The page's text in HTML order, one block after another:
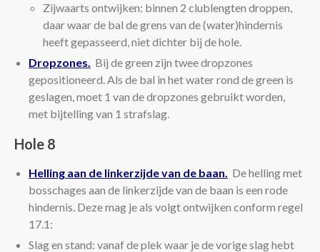
Zijwaarts ontwijken: binnen 2 clublengten droppen,
daar waar de bal de grens van de (water)hindernis
heeft gepasseerd, niet dichter bij de hole.
Dropzones. Bij de green zijn twee dropzones
gepositioneerd. Als de bal in het water rond de green is
geslagen, moet 1 van de dropzones gebruikt worden,
met bijtelling van 1 strafslag.
Hole 8
Helling aan de linkerzijde van de baan.
De helling met
bosschages aan de linkerzijde van de baan is een rode
hindernis. Deze mag je als volgt ontwijken conform regel
17.1:
Slag en stand: vanaf de plek waar je de vorige slag hebt